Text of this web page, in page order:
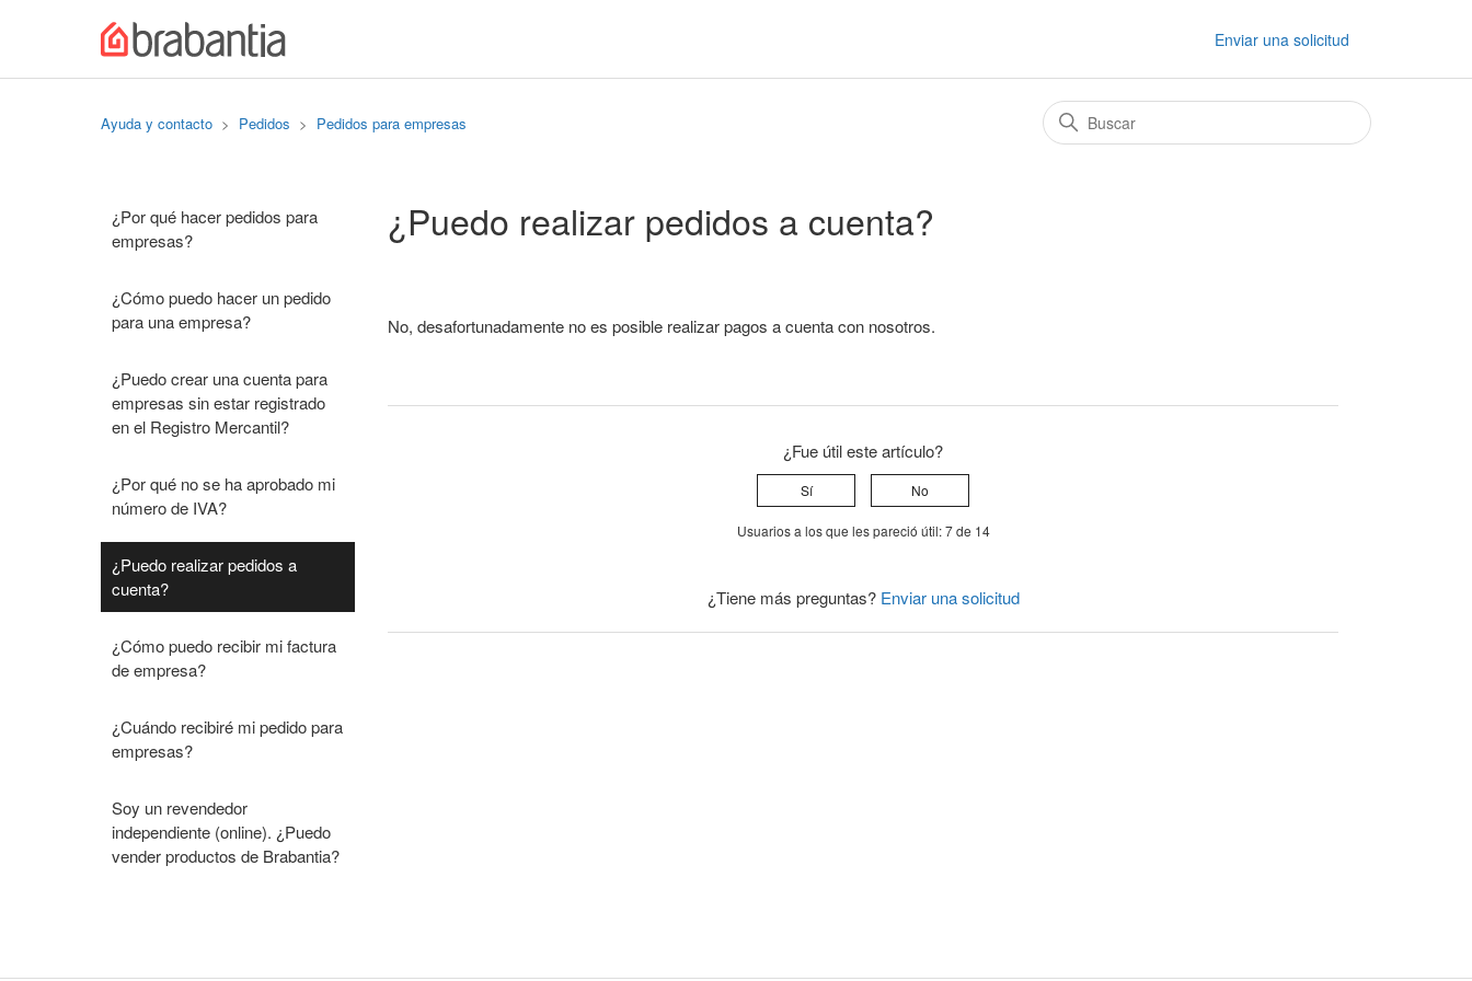
Enviar una solicitud
Ayuda y contacto Pedidos Pedidos para empresas
¿Por qué hacer pedidos para
empresas?
¿Cómo puedo hacer un pedido
para una empresa?
¿Puedo crear una cuenta para
empresas sin estar registrado
en el Registro Mercantil?
¿Por qué no se ha aprobado mi
número de IVA?
¿Puedo realizar pedidos a
cuenta?
¿Cómo puedo recibir mi factura
de empresa?
¿Cuándo recibiré mi pedido para
empresas?
Soy un revendedor
independiente (online). ¿Puedo
vender productos de Brabantia?
¿Puedo realizar pedidos a cuenta?
No, desafortunadamente no es posible realizar pagos a cuenta con nosotros.
¿Fue útil este artículo?
Sí No
Usuarios a los que les pareció útil: 7 de 14
¿Tiene más preguntas? Enviar una solicitud